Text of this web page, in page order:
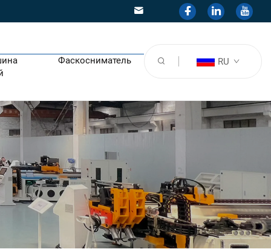
Фаскосниматель RU